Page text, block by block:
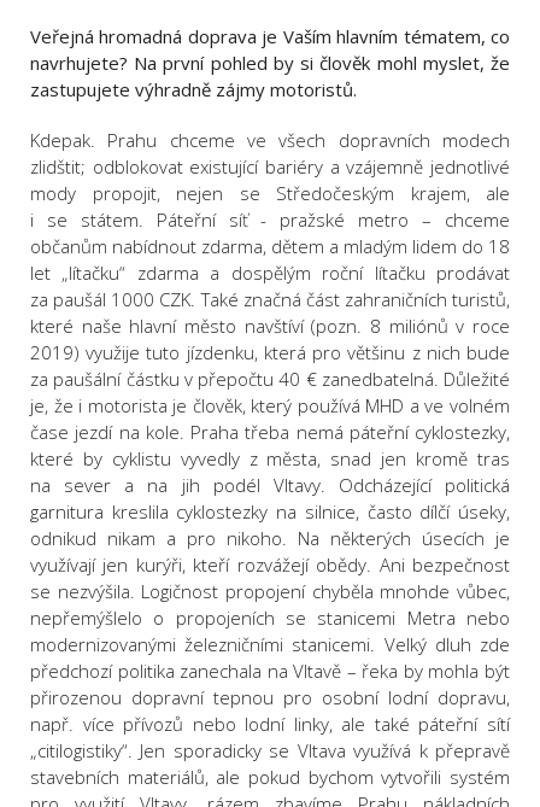
Veřejná hromadná doprava je Vaším hlavním tématem, co
navrhujete? Na první pohled by si člověk mohl myslet, že
zastupujete výhradně zájmy motoristů.
Kdepak. Prahu chceme ve všech dopravních modech
zlidštit; odblokovat existující bariéry a vzájemně jednotlivé
mody propojit, nejen se Středočeským krajem, ale
i se státem. Páteřní síť - pražské metro – chceme
občanům nabídnout zdarma, dětem a mladým lidem do 18
let „lítačku“ zdarma a dospělým roční lítačku prodávat
za paušál 1000 CZK. Také značná část zahraničních turistů,
které naše hlavní město navštíví (pozn. 8 miliónů v roce
2019) využije tuto jízdenku, která pro většinu z nich bude
za paušální částku v přepočtu 40 € zanedbatelná. Důležité
je, že i motorista je člověk, který používá MHD a ve volném
čase jezdí na kole. Praha třeba nemá páteřní cyklostezky,
které by cyklistu vyvedly z města, snad jen kromě tras
na sever a na jih podél Vltavy. Odcházející politická
garnitura kreslila cyklostezky na silnice, často dílčí úseky,
odnikud nikam a pro nikoho. Na některých úsecích je
využívají jen kurýři, kteří rozvážejí obědy. Ani bezpečnost
se nezvýšila. Logičnost propojení chyběla mnohde vůbec,
nepřemýšlelo o propojeních se stanicemi Metra nebo
modernizovanými železničními stanicemi. Velký dluh zde
předchozí politika zanechala na Vltavě – řeka by mohla být
přirozenou dopravní tepnou pro osobní lodní dopravu,
např. více přívozů nebo lodní linky, ale také páteřní sítí
„citilogistiky“. Jen sporadicky se Vltava využívá k přepravě
stavebních materiálů, ale pokud bychom vytvořili systém